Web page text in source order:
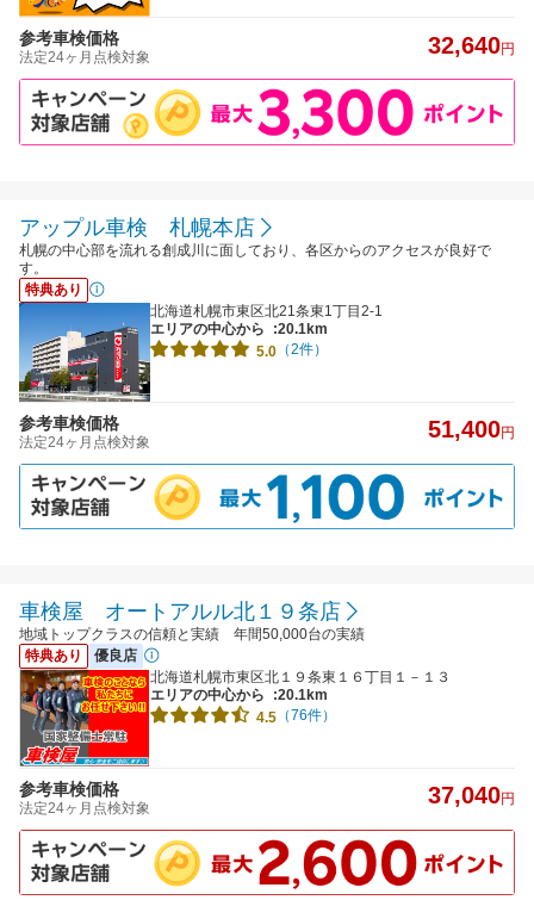
参考車検価格
法定24ヶ月点検対象 32,640円
アップル車検 札幌本店
札幌の中心部を流れる創成川に面しており、各区からのアクセスが良好で
す。
特典あり
北海道札幌市東区北21条東1丁目2-1
エリアの中心から
:20.1km
5.0 （2件）
参考車検価格
法定24ヶ月点検対象 51,400円
車検屋 オートアルル北１９条店
地域トップクラスの信頼と実績 年間50,000台の実績
特典あり
優良店
北海道札幌市東区北１９条東１６丁目１－１３
エリアの中心から
:20.1km
4.5 （76件）
参考車検価格
法定24ヶ月点検対象 37,040円